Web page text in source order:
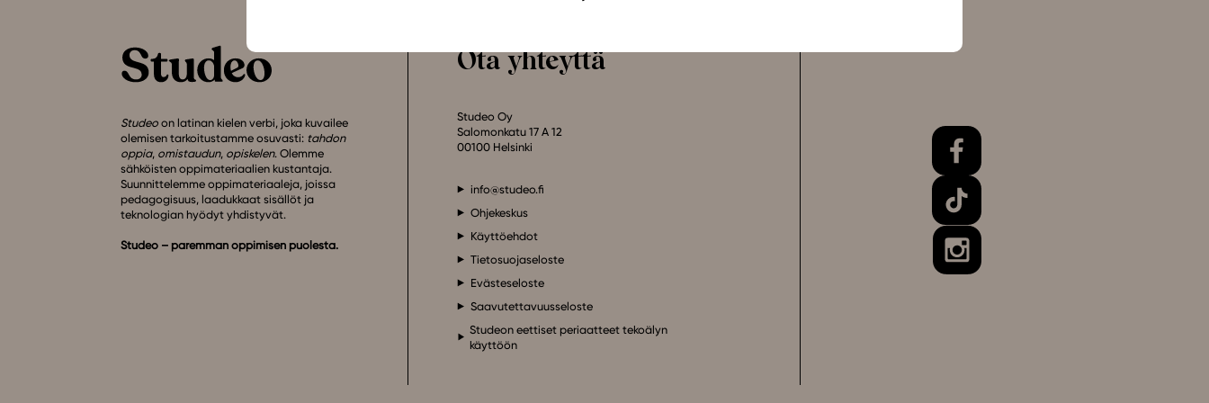
Studeo on latinan kielen verbi, joka kuvailee
olemisen tarkoitustamme osuvasti: tahdon
oppia, omistaudun, opiskelen. Olemme
sähköisten oppimateriaalien kustantaja.
Suunnittelemme oppimateriaaleja, joissa
pedagogisuus, laadukkaat sisällöt ja
teknologian hyödyt yhdistyvät.
Studeo – paremman oppimisen puolesta.
Ota yhteyttä
Studeo Oy
Salomonkatu 17 A 12
00100 Helsinki
info@studeo.fi
Ohjekeskus
Käyttöehdot
Tietosuojaseloste
Evästeseloste
Saavutettavuusseloste
Studeon eettiset periaatteet tekoälyn
käyttöön